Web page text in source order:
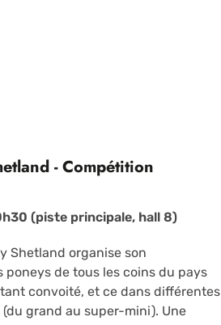
- Compétition
(piste principale, hall 8)
Shetland organise son
de tous les coins du pays
convoité, et ce dans différentes
grand au super-mini). Une